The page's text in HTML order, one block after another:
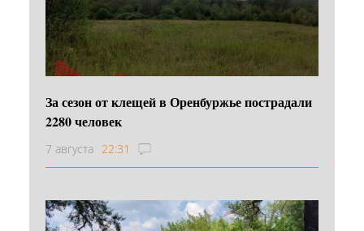
За сезон от клещей в Оренбуржье пострадали
2280 человек
7 августа 22:31